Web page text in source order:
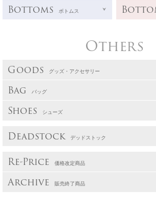
Bottoms ボトムス
Others
Goods グッズ・アクセサリー
Bag バッグ
Shoes シューズ
Deadstock デッドストック
Re-Price 価格改定商品
Archive 販売終了商品